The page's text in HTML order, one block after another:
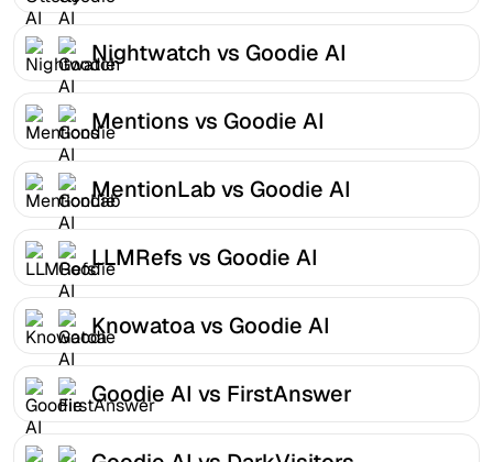
Nightwatch vs Goodie AI
Mentions vs Goodie AI
MentionLab vs Goodie AI
LLMRefs vs Goodie AI
Knowatoa vs Goodie AI
Goodie AI vs FirstAnswer